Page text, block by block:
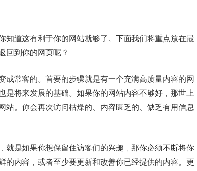
知道这有利于你的网站就够了。下面我们将重点放在最
回到你的网页呢？
成常客的。首要的步骤就是有一个充满高质量内容的网
是将来发展的基础。如果你的网站内容不够好，那世上
站。你会再次访问枯燥的、内容匮乏的、缺乏有用信息
就是如果你想保留住访客们的兴趣，那你必须不断将你
的内容，或者至少要更新和改善你已经提供的内容。更